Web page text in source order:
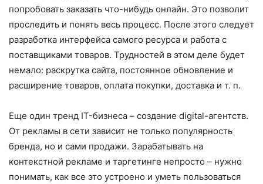
попробовать заказать что-нибудь онлайн. Это позволит
просле­дить и понять весь процесс. После этого следует
разработка интерфейса самого ресурса и работа с
поставщиками товаров. Трудностей в этом деле будет
немало: раскрутка сайта, постоянное обновление и
расширение товаров, оплата покупки, доставка и т. п.
Еще один тренд IT-бизнеса – создание digital-агентств.
От рекламы в сети зависит не только популярность
бренда, но и сами продажи. Зарабатывать на
контекстной рекламе и таргетинге непросто – нужно
понимать, как все это устроено и уметь пользоваться